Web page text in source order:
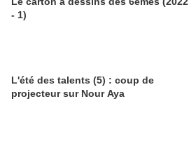
- 1)
L'été des talents (5) : coup de
projecteur sur Nour Aya